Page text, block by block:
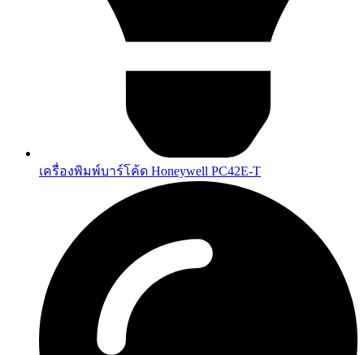
เครื่องพิมพ์บาร์โค้ด Honeywell PC42E-T